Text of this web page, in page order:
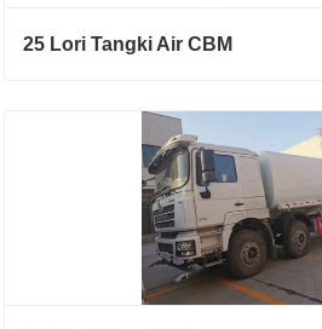
25 Lori Tangki Air CBM